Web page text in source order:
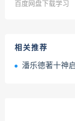
百度网盘下载学习
相关推荐
潘乐德著十神启示